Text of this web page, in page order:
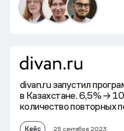
divan.ru запустил
в Казахстане. 6,5% →
количество повторных
Кейс 25 сентября 2023